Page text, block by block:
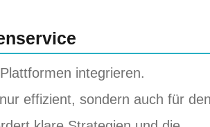
integrieren.
effizient, sondern auch für